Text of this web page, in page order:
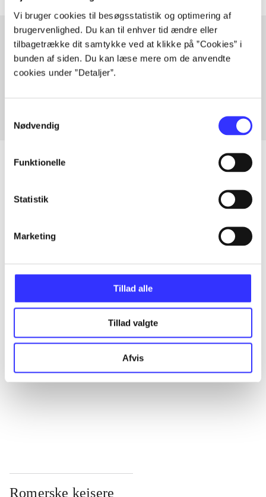
Vi bruger cookies til besøgsstatistik og optimering af
brugervenlighed. Du kan til enhver tid ændre eller
tilbagetrække dit samtykke ved at klikke på ”Cookies” i
bunden af siden. Du kan læse mere om de anvendte
cookies under ”Detaljer”.
Nødvendig
Funktionelle
Statistik
Marketing
Tillad alle
Tillad valgte
Afvis
Artikler med samme emner
Fra
Artikler
Romerske kejsere